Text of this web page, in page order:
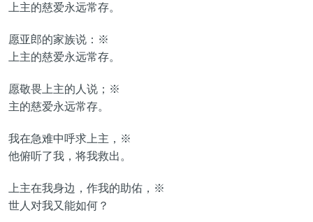
上主的慈爱永远常存。
愿亚郎的家族说：※
上主的慈爱永远常存。
愿敬畏上主的人说；※
主的慈爱永远常存。
我在急难中呼求上主，※
他俯听了我，将我救出。
上主在我身边，作我的助佑，※
世人对我又能如何？